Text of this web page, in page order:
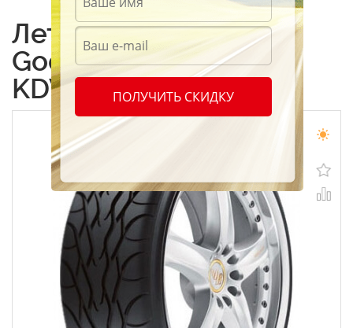
Летние шины BF
Goodrich G-Force T/A
KDW 255/40 R17 94Y
ПОЛУЧИТЬ СКИДКУ